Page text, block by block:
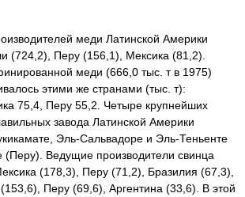
меди Латинской Америки
(724,2), Перу (156,1), Мексика (81,2).
меди (666,0 тыс. т в 1975)
этими же странами (тыс. т):
75,4, Перу 55,2. Четыре крупнейших
завода Латинской Америки
Эль-Сальвадоре и Эль-Теньенте
(Перу). Ведущие производители свинца
(178,3), Перу (71,2), Бразилия (67,3),
Перу (69,6), Аргентина (33,6). В этой